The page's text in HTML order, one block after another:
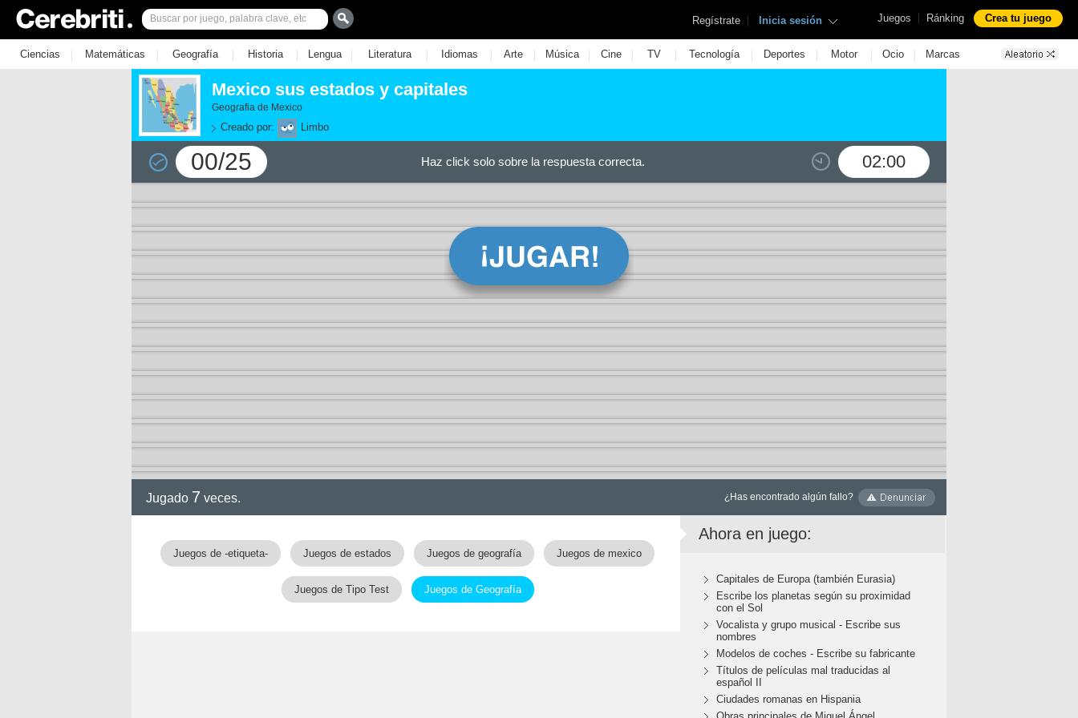
Juegos | Ránking Crea tu juego
Regístrate | Inicia sesión
Ciencias | Matemáticas | Geografía | Historia | Lengua | Literatura | Idiomas | Arte | Música | Cine | TV | Tecnología | Deportes | Motor | Ocio | Marcas
Mexico sus estados y capitales
Geografia de Mexico
Creado por: Limbo
00/25 02:00
Haz click solo sobre la respuesta correcta.
Jugado 7 veces. ¿Has encontrado algún fallo?
Juegos de -etiqueta- Juegos de estados Juegos de geografía Juegos de mexico
Juegos de Tipo Test Juegos de Geografía
Ahora en juego:
Capitales de Europa (también Eurasia)
Escribe los planetas según su proximidad
con el Sol
Vocalista y grupo musical - Escribe sus
nombres
Modelos de coches - Escribe su fabricante
Títulos de películas mal traducidas al
español II
Ciudades romanas en Hispania